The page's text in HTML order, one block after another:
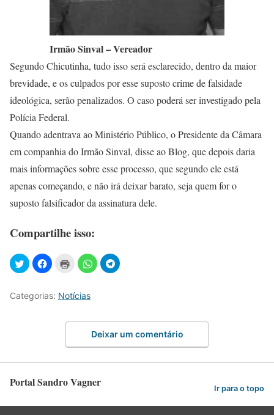
Irmão Sinval – Vereador
Segundo Chicutinha, tudo isso será esclarecido, dentro da maior
brevidade, e os culpados por esse suposto crime de falsidade
ideológica, serão penalizados. O caso poderá ser investigado pela
Polícia Federal.
Quando adentrava ao Ministério Público, o Presidente da Câmara
em companhia do Irmão Sinval, disse ao Blog, que depois daria
mais informações sobre esse processo, que segundo ele está
apenas começando, e não irá deixar barato, seja quem for o
suposto falsificador da assinatura dele.
Compartilhe isso:
Categorias: Notícias
Deixar um comentário
Portal Sandro Vagner Ir para o topo